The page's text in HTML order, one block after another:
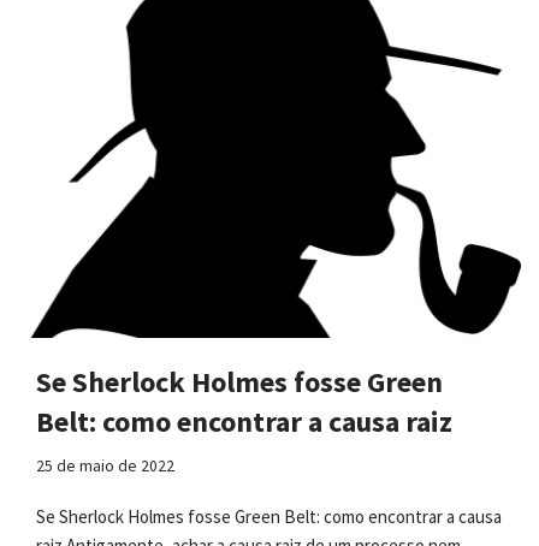
Se Sherlock Holmes fosse Green
Belt: como encontrar a causa raiz
25 de maio de 2022
Se Sherlock Holmes fosse Green Belt: como encontrar a causa